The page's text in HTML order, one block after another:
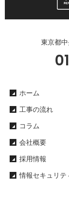
東京都
ホーム
工事の流れ
コラム
会社概要
採用情報
情報セキュリテ